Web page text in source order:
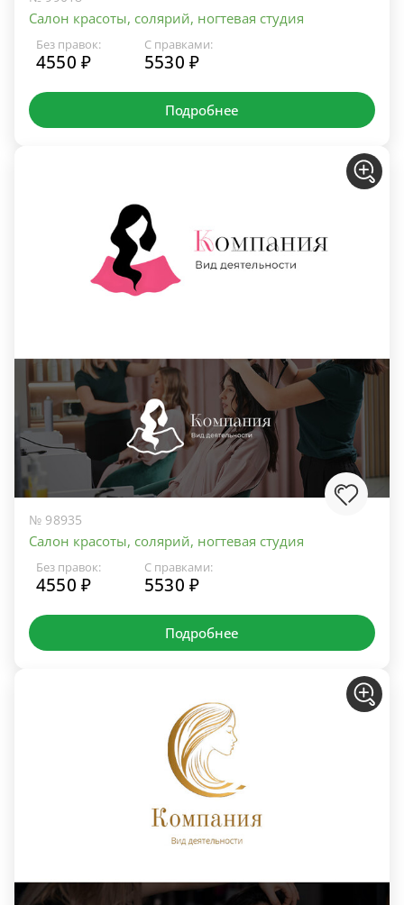
Салон красоты, солярий, ногтевая студия
Без правок:
4550 ₽
С правками:
5530 ₽
Подробнее
№ 98935
Салон красоты, солярий, ногтевая студия
Без правок:
4550 ₽
С правками:
5530 ₽
Подробнее